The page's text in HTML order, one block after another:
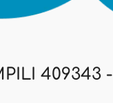
409343 -